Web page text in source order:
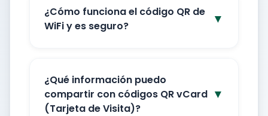
¿Cómo funciona el código QR de
WiFi y es seguro?
▼
¿Qué información puedo
compartir con códigos QR vCard
(Tarjeta de Visita)?
▼